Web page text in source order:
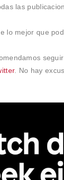
las
lo mejor que
. No hay